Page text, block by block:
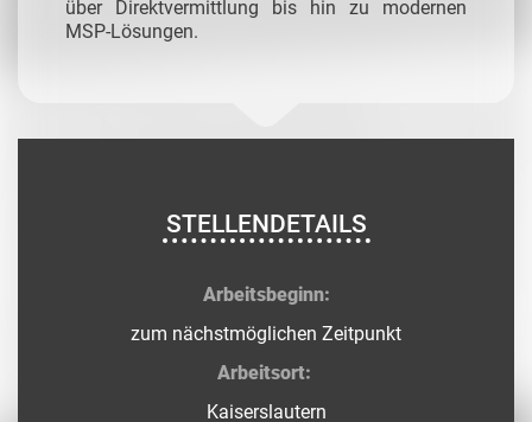
über Direktvermittlung bis hin zu modernen
MSP-Lösungen.
STELLENDETAILS
Arbeitsbeginn:
zum nächstmöglichen Zeitpunkt
Arbeitsort:
Kaiserslautern